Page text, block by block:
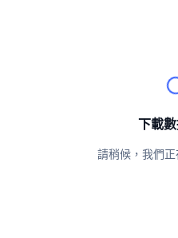
下載
請稍候，我們